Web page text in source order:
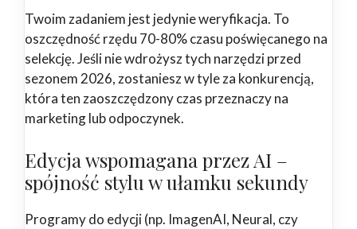
Twoim zadaniem jest jedynie weryfikacja. To
oszczędność rzędu 70-80% czasu poświęcanego na
selekcję. Jeśli nie wdrożysz tych narzędzi przed
sezonem 2026, zostaniesz w tyle za konkurencją,
która ten zaoszczędzony czas przeznaczy na
marketing lub odpoczynek.
Edycja wspomagana przez AI –
spójność stylu w ułamku sekundy
Programy do edycji (np. ImagenAI, Neural, czy